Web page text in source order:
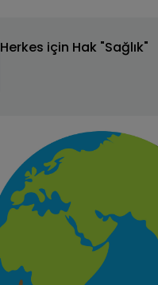
Herkes için Hak "Sağlık"